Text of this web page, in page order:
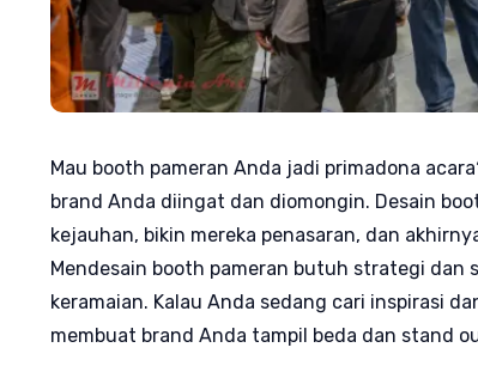
Mau booth pameran Anda jadi primadona
brand Anda diingat dan diomongin. Desain
kejauhan, bikin mereka penasaran, dan
Mendesain booth pameran butuh strategi
keramaian. Kalau Anda sedang cari inspirasi
membuat brand Anda tampil beda dan stand